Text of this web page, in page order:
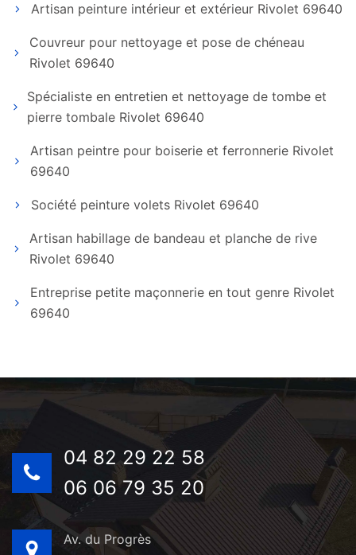
Artisan peinture intérieur et extérieur Rivolet 69640
Couvreur pour nettoyage et pose de chéneau
Rivolet 69640
Spécialiste en entretien et nettoyage de tombe et
pierre tombale Rivolet 69640
Artisan peintre pour boiserie et ferronnerie Rivolet
69640
Société peinture volets Rivolet 69640
Artisan habillage de bandeau et planche de rive
Rivolet 69640
Entreprise petite maçonnerie en tout genre Rivolet
69640
04 82 29 22 58
06 06 79 35 20
Av. du Progrès